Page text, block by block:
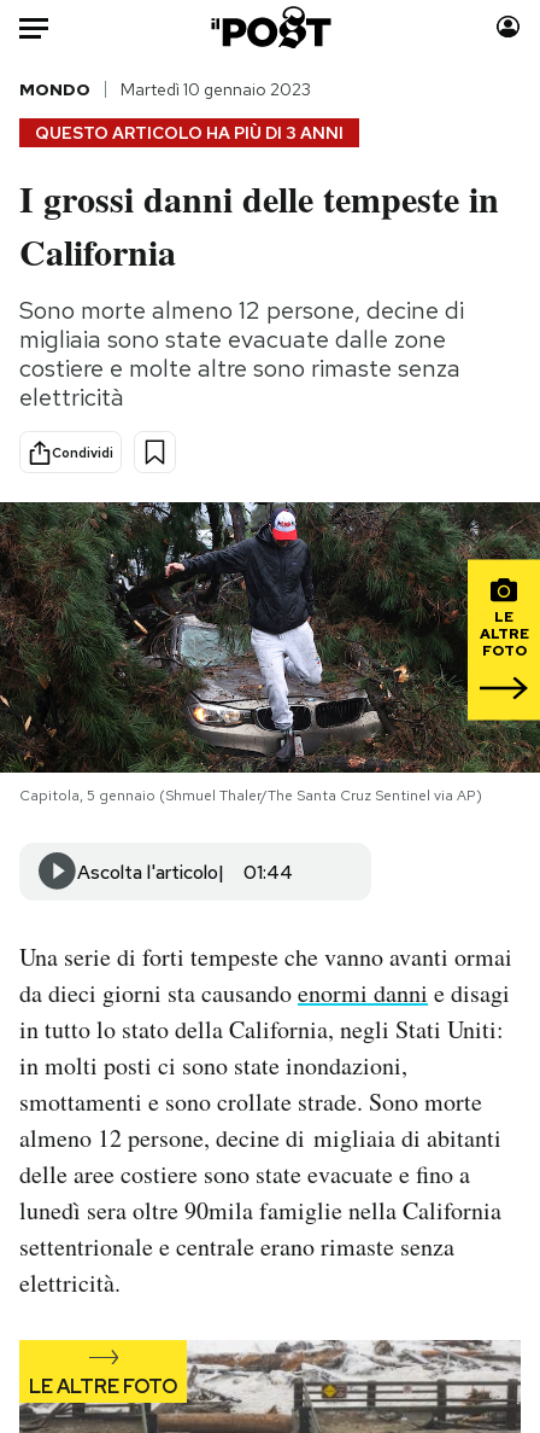
Auto
HOME
Italia
Politica
Tecnologia
Internet
Scienza
Cultura
Economia
Moda
Storie/Idee
Ok Boomer!
Media
PODCAST
NEWSLETTER
I MIEI PREFERITI
AREA PERSONALE
Area Personale
Newsletter
Notifiche mobile
Regala il Post
Hai bisogno di aiuto?
QUESTO ARTICOLO HA PIÙ DI 3 ANNI
MONDO Martedì 10 gennaio 2023
I grossi danni delle tempeste in
California
Sono morte almeno 12 persone, decine di
migliaia sono state evacuate dalle zone
costiere e molte altre sono rimaste senza
elettricità
Condividi
LE
ALTRE
FOTO
Capitola, 5 gennaio (Shmuel Thaler/The Santa Cruz Sentinel via AP)
Ascolta l'articolo 01:44
Una serie di forti tempeste che vanno avanti ormai
da dieci giorni sta causandoenormi danni e disagi
in tutto lo stato della California, negli Stati Uniti:
in molti posti ci sono state inondazioni,
smottamenti e sono crollate strade. Sono morte
almeno 12 persone, decine di migliaia di abitanti
delle aree costiere sono state evacuate e fino a
lunedì sera oltre 90mila famiglie nella California
settentrionale e centrale erano rimaste senza
elettricità.